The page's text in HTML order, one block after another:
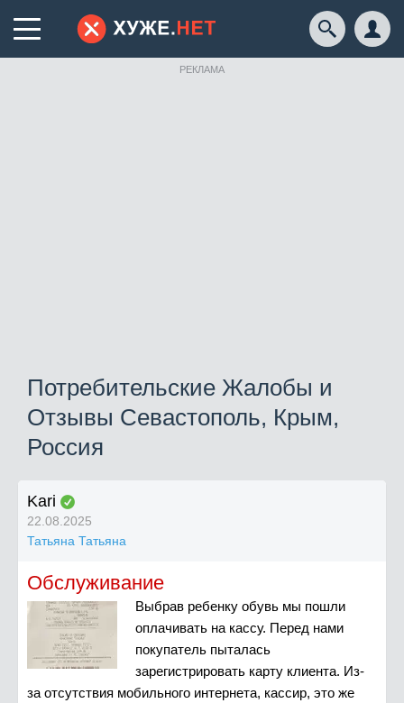
РЕКЛАМА
Потребительские Жалобы и
Отзывы Севастополь, Крым,
Россия
Kari
22.08.2025
Татьяна Татьяна
Обслуживание
Выбрав ребенку обувь мы пошли
оплачивать на кассу. Перед нами
покупатель пыталась
зарегистрировать карту клиента. Из-
за отсутствия мобильного интернета, кассир, это же